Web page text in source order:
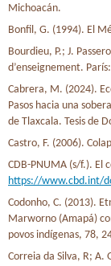
Michoacán.
Bonfil, G. (1994). El
Bourdieu, P.; J.
d’enseignement.
Cabrera, M. (2024).
Pasos hacia una
de Tlaxcala. Tesis de
Castro, F. (2006).
CDB-PNUMA (s/f.). El
https://www.cbd.int/
Codonho, C. (2013).
Marworno (Amapá)
povos indígenas, 78,
Correia da Silva, R; A.